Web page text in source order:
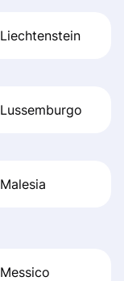
Liechtenstein
Lussemburgo
Malesia
Messico